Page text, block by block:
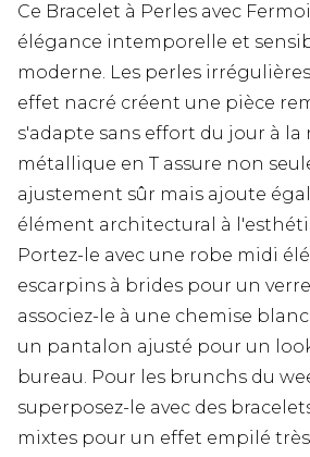
Ce Bracelet à Perles avec
élégance intemporelle et
moderne. Les perles
effet nacré créent une pièce
s'adapte sans effort du jour à la
métallique en T assure non
ajustement sûr mais ajoute
élément architectural à
Portez-le avec une robe midi
escarpins à brides pour un
associez-le à une chemise
un pantalon ajusté pour un
bureau. Pour les brunchs du
superposez-le avec des
mixtes pour un effet empilé